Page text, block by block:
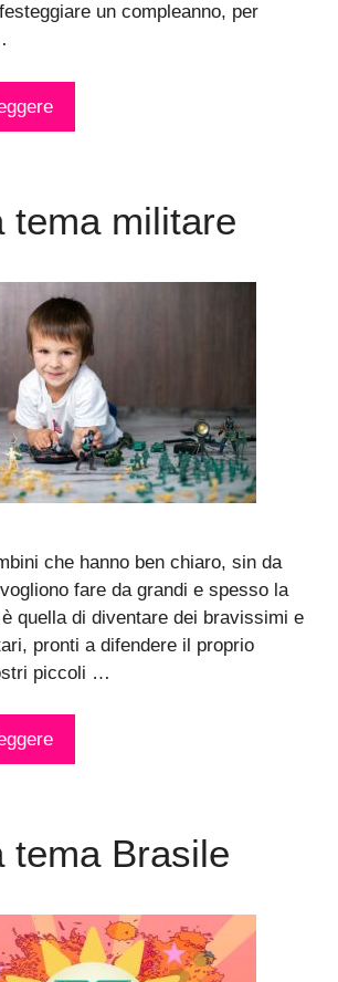
un compleanno, per
tema militare
che hanno ben chiaro, sin da
fare da grandi e spesso la
quella di diventare dei bravissimi e
pronti a difendere il proprio
piccoli …
tema Brasile